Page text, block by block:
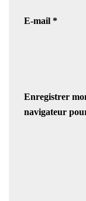
E-mail *
Enregistrer
navigateur